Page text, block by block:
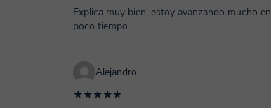
Explica muy bien, estoy avanzando mucho en
poco tiempo.
Alejandro
★★★★★